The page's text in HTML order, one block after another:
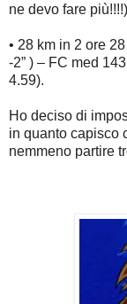
ne devo fare più!!!!)
• 28 km in 2 ore
-2” ) – FC med
4.59).
Ho deciso di
in quanto capisco
nemmeno partire